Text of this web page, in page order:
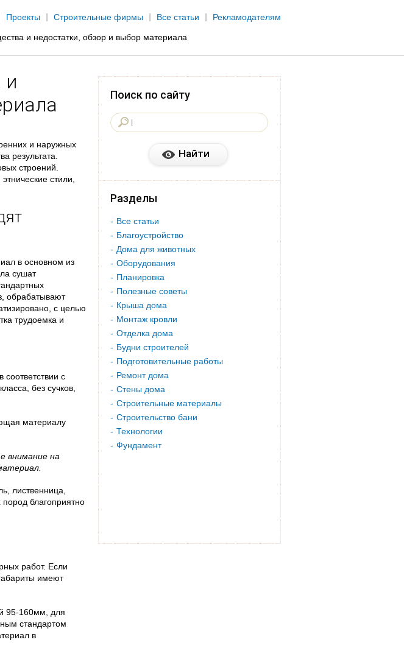
Проекты Строительные фирмы Все статьи Рекламодателям
и недостатки, обзор и выбор материала
и
и наружных
результата.
строений.
стили,
в основном из
сушат
обрабатывают
с целью
трудоемка и
с
без сучков,
материалу
внимание на
лиственница,
благоприятно
работ. Если
имеют
95-160мм, для
стандартом
в
Поиск по сайту
Разделы
Все статьи
Благоустройство
Дома для животных
Оборудования
Планировка
Полезные советы
Крыша дома
Монтаж кровли
Отделка дома
Будни строителей
Подготовительные работы
Ремонт дома
Стены дома
Строительные материалы
Строительство бани
Технологии
Фундамент